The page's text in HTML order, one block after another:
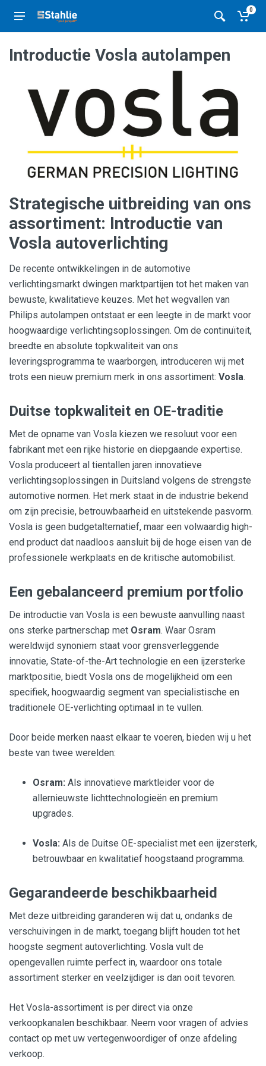
0
Introductie Vosla autolampen
Strategische uitbreiding van ons
assortiment: Introductie van
Vosla autoverlichting
De recente ontwikkelingen in de automotive
verlichtingsmarkt dwingen marktpartijen tot het maken van
bewuste, kwalitatieve keuzes. Met het wegvallen van
Philips autolampen ontstaat er een leegte in de markt voor
hoogwaardige verlichtingsoplossingen. Om de continuïteit,
breedte en absolute topkwaliteit van ons
leveringsprogramma te waarborgen, introduceren wij met
trots een nieuw premium merk in ons assortiment: Vosla.
Duitse topkwaliteit en OE-traditie
Met de opname van Vosla kiezen we resoluut voor een
fabrikant met een rijke historie en diepgaande expertise.
Vosla produceert al tientallen jaren innovatieve
verlichtingsoplossingen in Duitsland volgens de strengste
automotive normen. Het merk staat in de industrie bekend
om zijn precisie, betrouwbaarheid en uitstekende pasvorm.
Vosla is geen budgetalternatief, maar een volwaardig high-
end product dat naadloos aansluit bij de hoge eisen van de
professionele werkplaats en de kritische automobilist.
Een gebalanceerd premium portfolio
De introductie van Vosla is een bewuste aanvulling naast
ons sterke partnerschap met Osram. Waar Osram
wereldwijd synoniem staat voor grensverleggende
innovatie, State-of-the-Art technologie en een ijzersterke
marktpositie, biedt Vosla ons de mogelijkheid om een
specifiek, hoogwaardig segment van specialistische en
traditionele OE-verlichting optimaal in te vullen.
Door beide merken naast elkaar te voeren, bieden wij u het
beste van twee werelden:
Osram: Als innovatieve marktleider voor de
allernieuwste lichttechnologieën en premium
upgrades.
Vosla: Als de Duitse OE-specialist met een ijzersterk,
betrouwbaar en kwalitatief hoogstaand programma.
Gegarandeerde beschikbaarheid
Met deze uitbreiding garanderen wij dat u, ondanks de
verschuivingen in de markt, toegang blijft houden tot het
hoogste segment autoverlichting. Vosla vult de
opengevallen ruimte perfect in, waardoor ons totale
assortiment sterker en veelzijdiger is dan ooit tevoren.
Het Vosla-assortiment is per direct via onze
verkoopkanalen beschikbaar. Neem voor vragen of advies
contact op met uw vertegenwoordiger of onze afdeling
verkoop.